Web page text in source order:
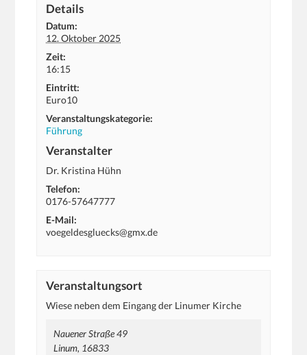
Details
Datum:
12. Oktober 2025
Zeit:
16:15
Eintritt:
Euro10
Veranstaltungskategorie:
Führung
Veranstalter
Dr. Kristina Hühn
Telefon:
0176-57647777
E-Mail:
voegeldesgluecks@gmx.de
Veranstaltungsort
Wiese neben dem Eingang der Linumer Kirche
Nauener Straße 49
Linum, 16833